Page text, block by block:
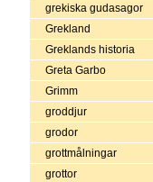
grekiska gudasagor
Grekland
Greklands historia
Greta Garbo
Grimm
groddjur
grodor
grottmålningar
grottor